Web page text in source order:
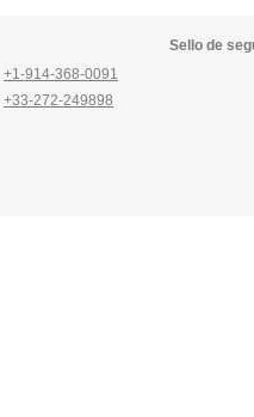
+1-914-368-0091
+33-272-249898
Sello de